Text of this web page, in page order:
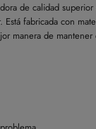
de calidad
fabricada con
manera de